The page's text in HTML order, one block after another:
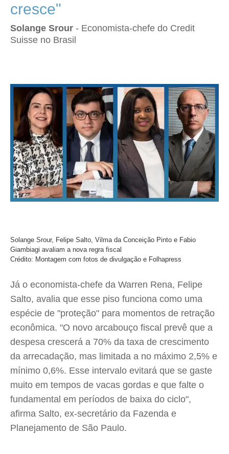
cresce"
Solange Srour - Economista-chefe do Credit
Suisse no Brasil
Solange Srour, Felipe Salto, Vilma da Conceição Pinto e Fabio
Giambiagi avaliam a nova regra fiscal
Crédito: Montagem com fotos de divulgação e Folhapress
Já o economista-chefe da Warren Rena, Felipe
Salto, avalia que esse piso funciona como uma
espécie de "proteção" para momentos de retração
econômica. "O novo arcabouço fiscal prevê que a
despesa crescerá a 70% da taxa de crescimento
da arrecadação, mas limitada a no máximo 2,5% e
mínimo 0,6%. Esse intervalo evitará que se gaste
muito em tempos de vacas gordas e que falte o
fundamental em períodos de baixa do ciclo",
afirma Salto, ex-secretário da Fazenda e
Planejamento de São Paulo.